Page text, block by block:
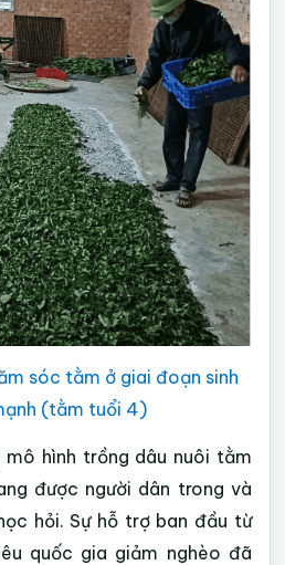
sóc tằm ở giai đoạn sinh
(tằm tuổi 4)
hình trồng dâu nuôi tằm
được người dân trong và
hỏi. Sự hỗ trợ ban đầu từ
quốc gia giảm nghèo đã